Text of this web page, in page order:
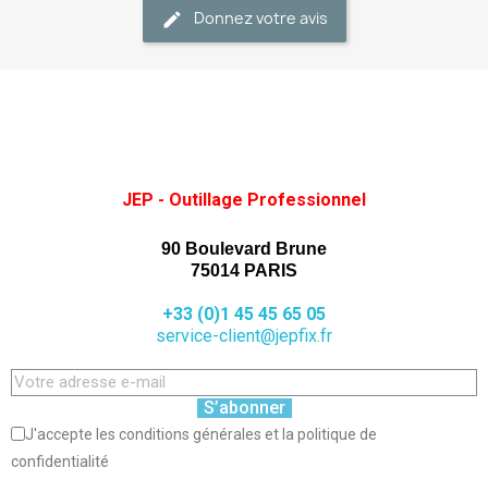
Donnez votre avis
JEP - Outillage Professionnel
90 Boulevard Brune
75014 PARIS
+33 (0)1 45 45 65 05
service-client@jepfix.fr
S’abonner
J'accepte les conditions générales et la politique de
confidentialité